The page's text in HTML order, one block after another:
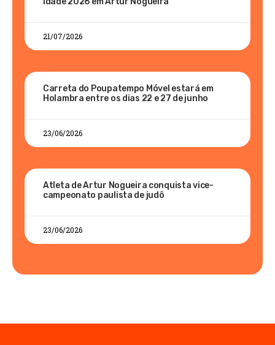
21/07/2026
Carreta do Poupatempo Móvel estará em
Holambra entre os dias 22 e 27 de junho
23/06/2026
Atleta de Artur Nogueira conquista vice-
campeonato paulista de judô
23/06/2026